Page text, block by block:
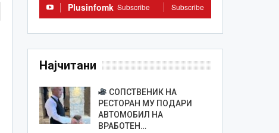
Plusinfomk Subscribe Subscribe
Најчитани
СОПСТВЕНИК НА
РЕСТОРАН МУ ПОДАРИ
АВТОМОБИЛ НА
ВРАБОТЕН…